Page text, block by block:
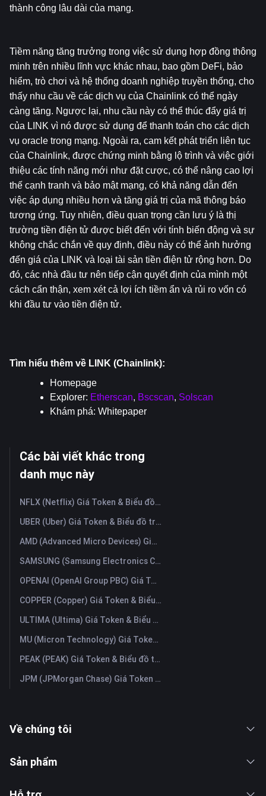
thành công lâu dài của mạng.
Tiềm năng tăng trưởng trong việc sử dụng hợp đồng thông
minh trên nhiều lĩnh vực khác nhau, bao gồm DeFi, bảo
hiểm, trò chơi và hệ thống doanh nghiệp truyền thống, cho
thấy nhu cầu về các dịch vụ của Chainlink có thể ngày
càng tăng. Ngược lại, nhu cầu này có thể thúc đẩy giá trị
của LINK vì nó được sử dụng để thanh toán cho các dịch
vụ oracle trong mạng. Ngoài ra, cam kết phát triển liên tục
của Chainlink, được chứng minh bằng lộ trình và việc giới
thiệu các tính năng mới như đặt cược, có thể nâng cao lợi
thế cạnh tranh và bảo mật mạng, có khả năng dẫn đến
việc áp dụng nhiều hơn và tăng giá trị của mã thông báo
tương ứng. Tuy nhiên, điều quan trọng cần lưu ý là thị
trường tiền điện tử được biết đến với tính biến động và sự
không chắc chắn về quy định, điều này có thể ảnh hưởng
đến giá của LINK và loại tài sản tiền điện tử rộng hơn. Do
đó, các nhà đầu tư nên tiếp cận quyết định của mình một
cách cẩn thận, xem xét cả lợi ích tiềm ẩn và rủi ro vốn có
khi đầu tư vào tiền điện tử.
Tìm hiểu thêm về LINK (Chainlink):
Homepage
Explorer: Etherscan, Bscscan, Solscan
Khám phá: Whitepaper
Các bài viết khác trong
danh mục này
NFLX (Netflix) Giá Token & Biểu đồ trực tiếp mới nhất
UBER (Uber) Giá Token & Biểu đồ trực tiếp mới nhất
AMD (Advanced Micro Devices) Giá Token & Biểu đồ trực tiếp mới nhất
SAMSUNG (Samsung Electronics Co., Ltd) Giá Token & Biểu đồ trực tiếp mới nhất
OPENAI (OpenAI Group PBC) Giá Token & Biểu đồ trực tiếp mới nhất
COPPER (Copper) Giá Token & Biểu đồ trực tiếp mới nhất
ULTIMA (Ultima) Giá Token & Biểu đồ trực tiếp mới nhất
MU (Micron Technology) Giá Token & Biểu đồ trực tiếp mới nhất
PEAK (PEAK) Giá Token & Biểu đồ trực tiếp mới nhất
JPM (JPMorgan Chase) Giá Token & Biểu đồ trực tiếp mới nhất
Về chúng tôi
Sản phẩm